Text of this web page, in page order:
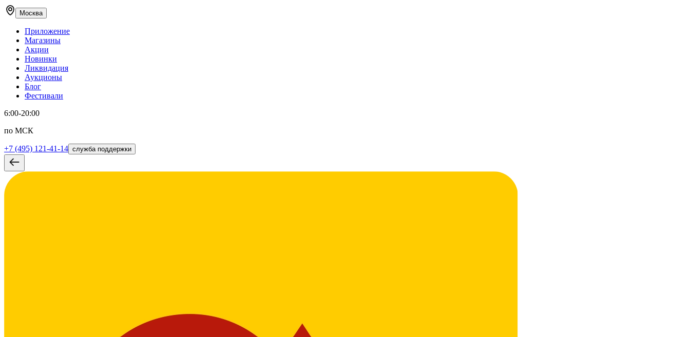
Москва
Приложение
Магазины
Акции
Новинки
Ликвидация
Аукционы
Блог
Фестивали
6:00-20:00
по МСК
+7 (495) 121-41-14 служба поддержки